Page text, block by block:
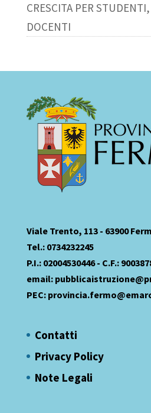
CRESCITA PER
DOCENTI
Viale Trento, 113 - 63900
Tel.: 0734232245
P.I.: 02004530446 - C.F.:
email:
PEC:
Contatti
Privacy Policy
Note Legali